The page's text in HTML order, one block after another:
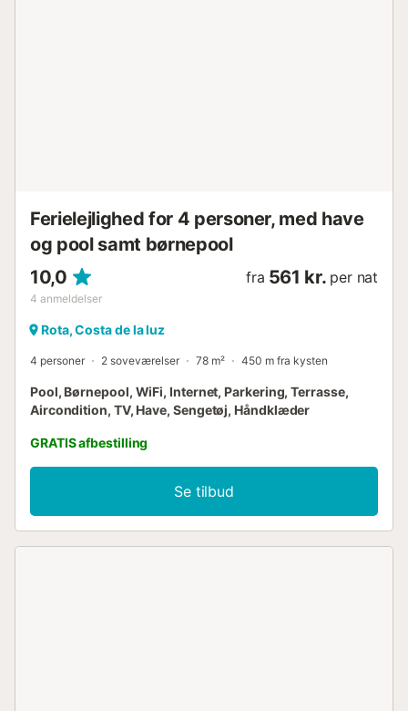
Ferielejlighed for 4 personer, med have
og pool samt børnepool
10,0
4 anmeldelser
fra 561 kr. per nat
Rota, Costa de la luz
4 personer 2 soveværelser 78 m² 450 m fra kysten
Pool, Børnepool, WiFi, Internet, Parkering, Terrasse,
Aircondition, TV, Have, Sengetøj, Håndklæder
GRATIS afbestilling
Se tilbud